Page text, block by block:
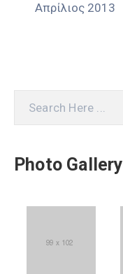
Απρίλιος 2013
Photo Gallery